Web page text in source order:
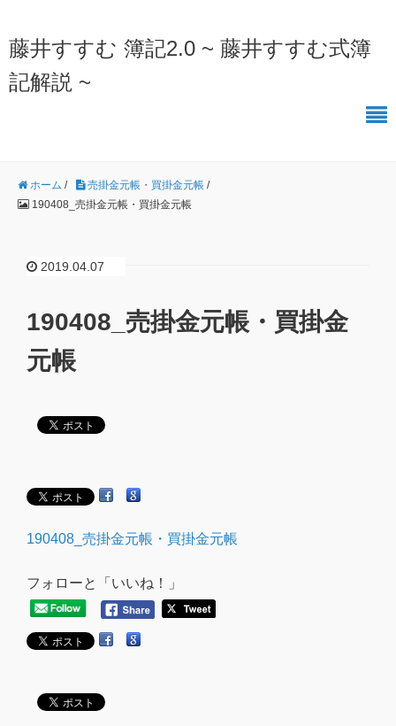
藤井すすむ 簿記2.0 ~ 藤井すすむ式簿
記解説 ~
ホーム / 売掛金元帳・買掛金元帳 /
190408_売掛金元帳・買掛金元帳
2019.04.07
190408_売掛金元帳・買掛金
元帳
190408_売掛金元帳・買掛金元帳
フォローと「いいね！」